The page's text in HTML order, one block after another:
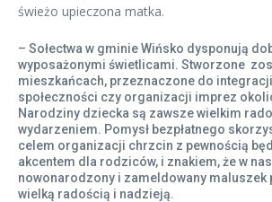
świeżo upieczona matka.
– Sołectwa w gminie Wińsko dysponują
wyposażonymi świetlicami. Stworzone
mieszkańcach, przeznaczone do
społeczności czy organizacji imprez
Narodziny dziecka są zawsze wielkim
wydarzeniem. Pomysł bezpłatnego
celem organizacji chrzcin z pewnością
akcentem dla rodziców, i znakiem, że w
nowonarodzony i zameldowany maluszek
wielką radością i nadzieją.